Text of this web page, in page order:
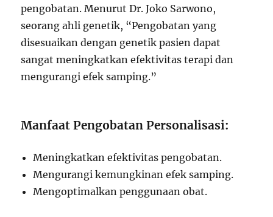
pengobatan. Menurut Dr. Joko Sarwono,
seorang ahli genetik, “Pengobatan yang
disesuaikan dengan genetik pasien dapat
sangat meningkatkan efektivitas terapi dan
mengurangi efek samping.”
Manfaat Pengobatan Personalisasi:
Meningkatkan efektivitas pengobatan.
Mengurangi kemungkinan efek samping.
Mengoptimalkan penggunaan obat.